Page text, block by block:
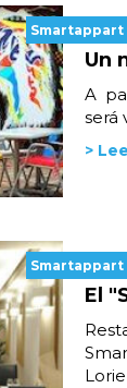
Un
A
será
>
El